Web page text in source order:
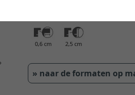
0,6 cm 2,5 cm
» naar de formaten op